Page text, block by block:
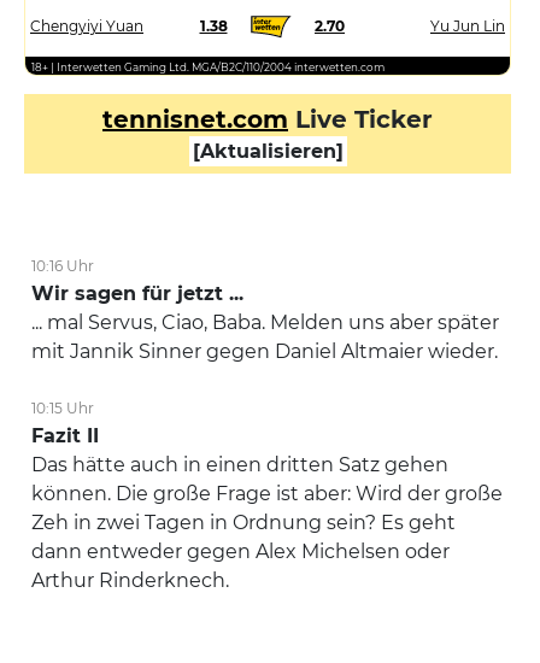
Chengyiyi Yuan 1.38 2.70 Yu Jun Lin
18+ | Interwetten Gaming Ltd. MGA/B2C/110/2004 interwetten.com
tennisnet.com Live Ticker
[Aktualisieren]
10:16 Uhr
Wir sagen für jetzt ...
... mal Servus, Ciao, Baba. Melden uns aber später
mit Jannik Sinner gegen Daniel Altmaier wieder.
10:15 Uhr
Fazit II
Das hätte auch in einen dritten Satz gehen
können. Die große Frage ist aber: Wird der große
Zeh in zwei Tagen in Ordnung sein? Es geht
dann entweder gegen Alex Michelsen oder
Arthur Rinderknech.